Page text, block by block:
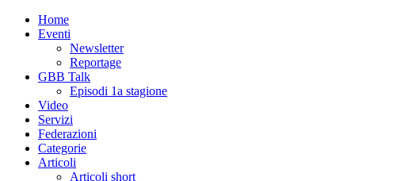
Home
Eventi
Newsletter
Reportage
GBB Talk
Episodi 1a stagione
Video
Servizi
Federazioni
Categorie
Articoli
Articoli short